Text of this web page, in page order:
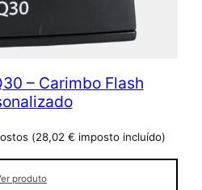
– Carimbo Flash
(28,02 € imposto incluído)
produto